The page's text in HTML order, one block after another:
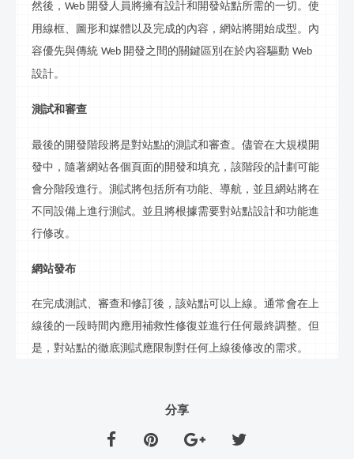
然後， Web 開發人員將擁有設計和開發站點所需的一切。使
用線框、圖形和媒體以及完成的內容，網站將開始成型。內
容優先與傳統 Web 開發之間的關鍵區別在於內容驅動 Web
設計。
測試和審查
最後的開發階段將是對站點的測試和審查。儘管在大規模開
發中，隨著網站各個頁面的開發和填充，該階段的計劃可能
會分階段進行。測試將包括所有功能、導航，並且網站將在
不同設備上進行測試。並且將根據需要對站點設計和功能進
行修改。
網站發布
在完成測試、審查和修訂後，該站點可以上線。通常會在上
線後的一段時間內應用補救性修復並進行任何最終調整。但
是，對站點的徹底測試應限制對任何上線後修改的需求。
分享